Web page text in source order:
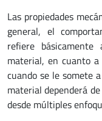
Las propiedades
general, el
refiere
material, en cuanto a
cuando se le somete
material dependerá
desde múltiples